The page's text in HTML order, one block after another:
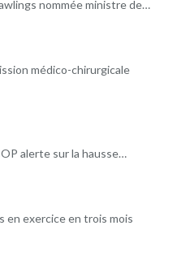
nommée ministre de…
médico-chirurgicale
alerte sur la hausse…
en exercice en trois mois